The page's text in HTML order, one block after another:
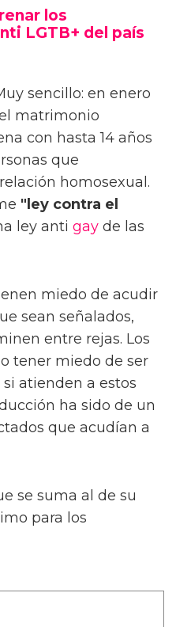
los
LGTB+ del país
sencillo: en enero
matrimonio
con hasta 14 años
que
homosexual.
"ley contra el
ley anti gay de las
miedo de acudir
sean señalados,
entre rejas. Los
tener miedo de ser
atienden a estos
ha sido de un
que acudían a
se suma al de su
para los